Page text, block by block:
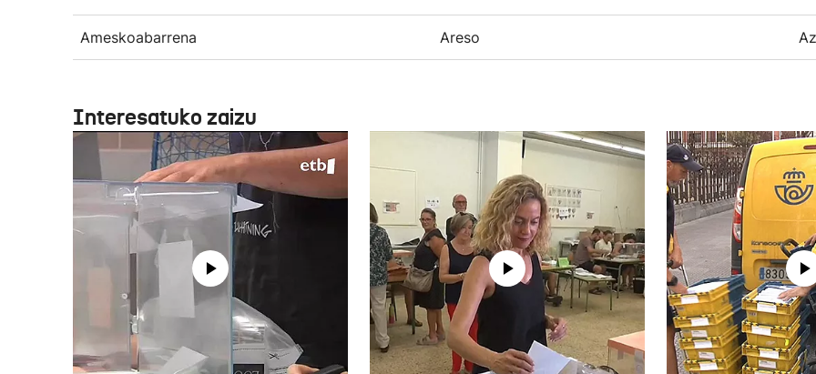
Ameskoabarrena Areso
Interesatuko zaizu